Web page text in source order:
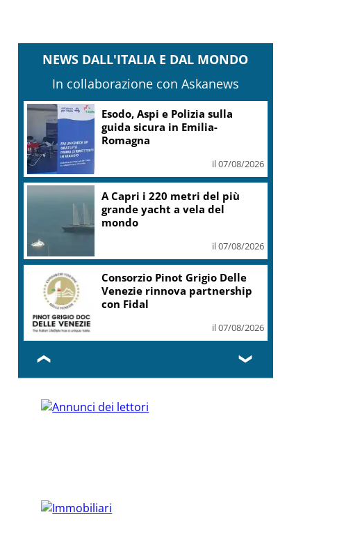
NEWS DALL'ITALIA E DAL MONDO
In collaborazione con Askanews
Esodo, Aspi e Polizia sulla
guida sicura in Emilia-
Romagna
il 07/08/2026
A Capri i 220 metri del più
grande yacht a vela del
mondo
il 07/08/2026
Consorzio Pinot Grigio Delle
Venezie rinnova partnership
con Fidal
il 07/08/2026
❮ ❯